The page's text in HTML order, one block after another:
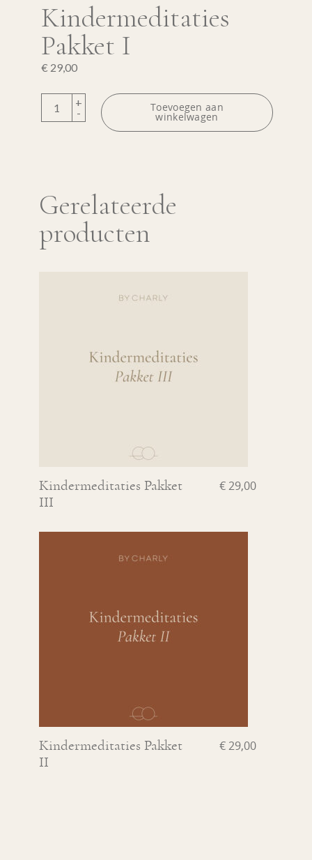
Kindermeditaties
Pakket I
€ 29,00
Kindermeditaties Pakket I quantity
-
+ Toevoegen aan
winkelwagen
Gerelateerde
producten
Kindermeditaties Pakket
III
€29,00
Kindermeditaties Pakket
II
€29,00